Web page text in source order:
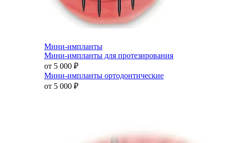
Мини-импланты
Мини-импланты для протезирования
от 5 000 ₽
Мини-импланты ортодонтические
от 5 000 ₽